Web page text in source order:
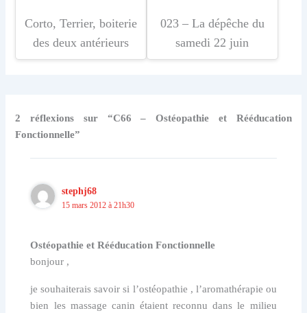
Corto, Terrier, boiterie
des deux antérieurs
023 – La dépêche du
samedi 22 juin
2 réflexions sur “C66 – Ostéopathie et Rééducation
Fonctionnelle”
stephj68
15 mars 2012 à 21h30
Ostéopathie et Rééducation Fonctionnelle
bonjour ,
je souhaiterais savoir si l’ostéopathie , l’aromathérapie ou
bien les massage canin étaient reconnu dans le milieu